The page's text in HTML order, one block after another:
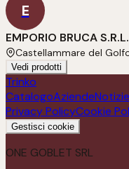
E
EMPORIO BRUCA
Castellammare del
Vedi prodotti
Trinko
CatalogoAziendeNotizie
Privacy PolicyCookie
Gestisci cookie
ONE GOBLET SRL